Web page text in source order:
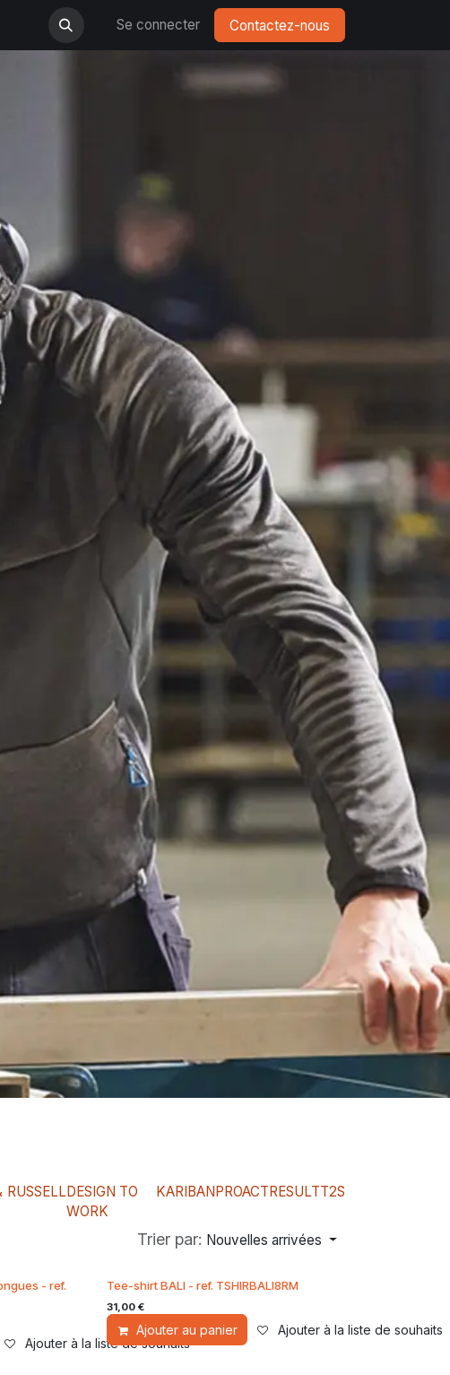
Se connecter Contactez-nous
RUSSELLDESIGN TO
WORK
KARIBANPROACTRESULTT2S
Trier par: Nouvelles arrivées
- ref.
Ajouter à la liste de souhaits
Tee-shirt BALI - ref. TSHIRBALI8RM
31,00 €
Ajouter au panier Ajouter à la liste de souhaits